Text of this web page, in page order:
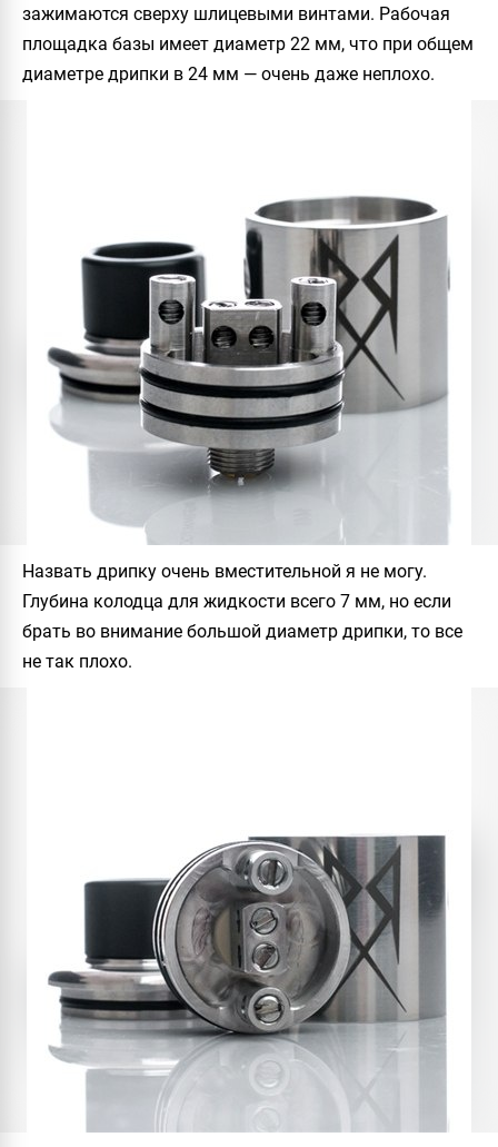
зажимаются сверху шлицевыми винтами. Рабочая
площадка базы имеет диаметр 22 мм, что при общем
диаметре дрипки в 24 мм — очень даже неплохо.
Назвать дрипку очень вместительной я не могу.
Глубина колодца для жидкости всего 7 мм, но если
брать во внимание большой диаметр дрипки, то все
не так плохо.